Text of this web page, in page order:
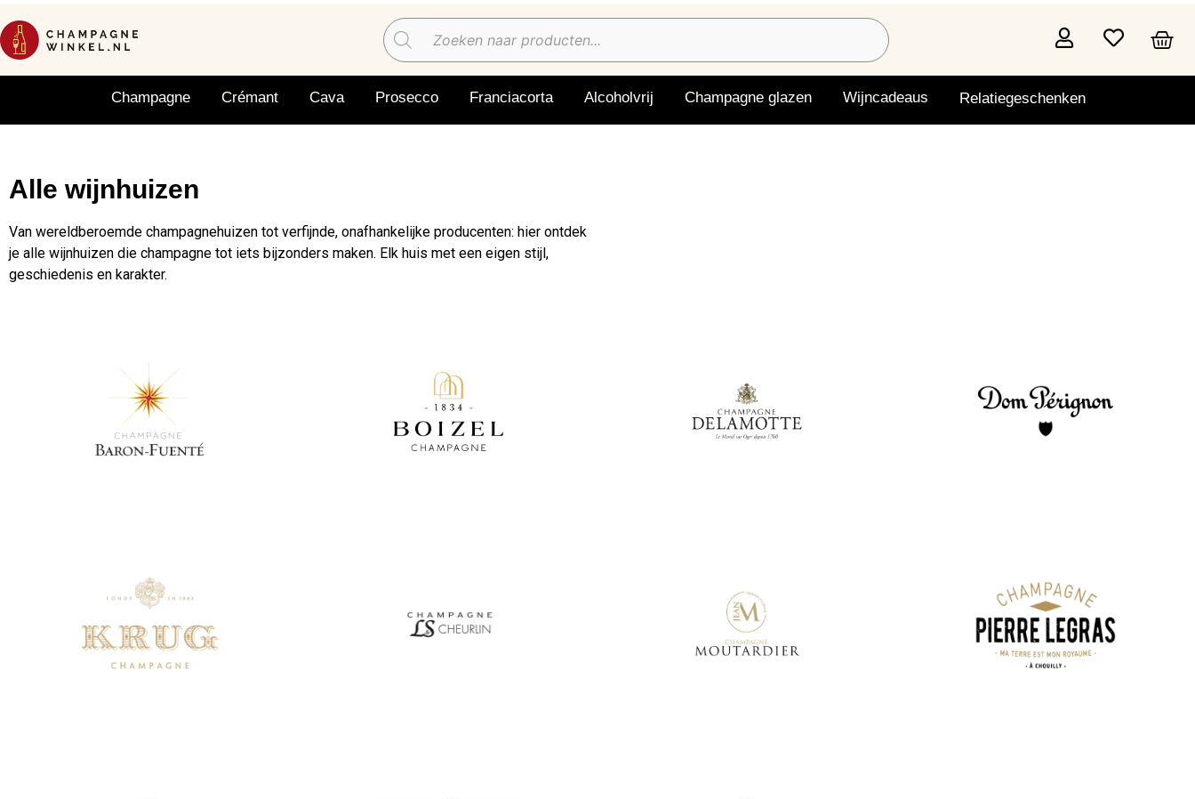
Champagne Crémant Cava Prosecco Franciacorta Alcoholvrij Champagne glazen Wijncadeaus Relatiegeschenken
Alle wijnhuizen
Van wereldberoemde champagnehuizen tot verfijnde, onafhankelijke producenten: hier ontdek
je alle wijnhuizen die champagne tot iets bijzonders maken. Elk huis met een eigen stijl,
geschiedenis en karakter.